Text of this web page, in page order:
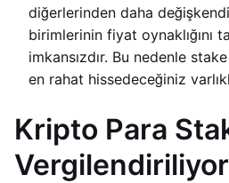
diğerlerinden daha
birimlerinin fiyat oynaklığını
imkansızdır. Bu nedenle
en rahat hissedeceğiniz
Kripto Para